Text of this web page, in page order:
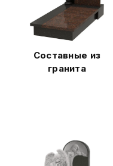
Составные из
гранита